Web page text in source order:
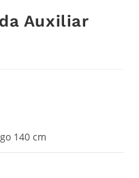
Auxiliar
140 cm